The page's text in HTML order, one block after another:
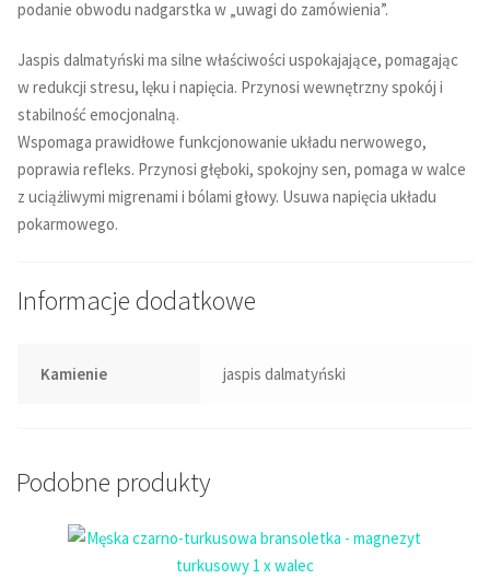
podanie obwodu nadgarstka w „uwagi do zamówienia”.
Jaspis dalmatyński ma silne właściwości uspokajające, pomagając
w redukcji stresu, lęku i napięcia. Przynosi wewnętrzny spokój i
stabilność emocjonalną.
Wspomaga prawidłowe funkcjonowanie układu nerwowego,
poprawia refleks. Przynosi głęboki, spokojny sen, pomaga w walce
z uciążliwymi migrenami i bólami głowy. Usuwa napięcia układu
pokarmowego.
Informacje dodatkowe
Kamienie jaspis dalmatyński
Podobne produkty